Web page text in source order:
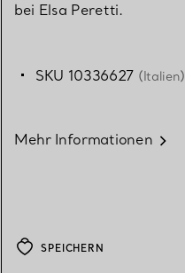
bei Elsa Peretti.
SKU 10336627 (Italien)
Mehr Informationen
SPEICHERN